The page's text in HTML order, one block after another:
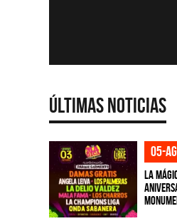
Últimas Noticias
05-
La